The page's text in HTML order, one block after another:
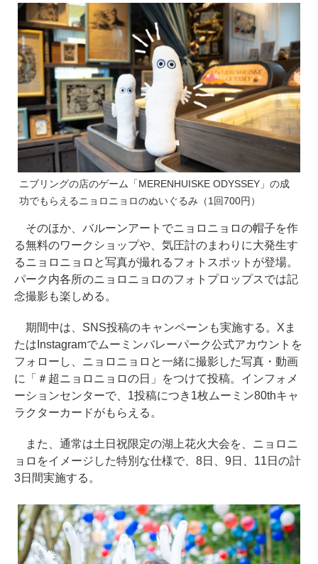
ニブリングの店のゲーム「MERENHUISKE ODYSSEY」の成
功でもらえるニョロニョロのぬいぐるみ（1回700円）
そのほか、バルーンアートでニョロニョロの帽子を作
る無料のワークショップや、気圧計のまわりに大発生す
るニョロニョロと写真が撮れるフォトスポットが登場。
パーク内各所のニョロニョロのフォトプロップスでは記
念撮影も楽しめる。
期間中は、SNS投稿のキャンペーンも実施する。Xま
たはInstagramでムーミンバレーパーク公式アカウントを
フォローし、ニョロニョロと一緒に撮影した写真・動画
に「＃超ニョロニョロの日」をつけて投稿。インフォメ
ーションセンターで、1投稿につき1枚ムーミン80thキャ
ラクターカードがもらえる。
また、通常は土日祝限定の湖上花火大会を、ニョロニ
ョロをイメージした特別な仕様で、8日、9日、11日の計
3日間実施する。